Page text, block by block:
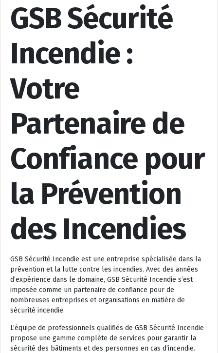
GSB Sécurité
Incendie :
Votre
Partenaire de
Confiance pour
la Prévention
des Incendies
GSB Sécurité Incendie est une entreprise spécialisée dans la
prévention et la lutte contre les incendies. Avec des années
d’expérience dans le domaine, GSB Sécurité Incendie s’est
imposée comme un partenaire de confiance pour de
nombreuses entreprises et organisations en matière de
sécurité incendie.
L’équipe de professionnels qualifiés de GSB Sécurité Incendie
propose une gamme complète de services pour garantir la
sécurité des bâtiments et des personnes en cas d’incendie.